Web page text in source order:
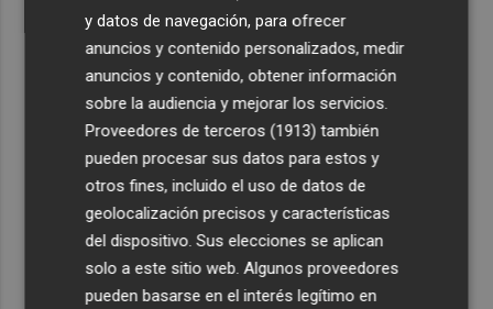
y datos de navegación, para ofrecer
anuncios y contenido personalizados, medir
anuncios y contenido, obtener información
sobre la audiencia y mejorar los servicios.
Proveedores de terceros (1913) también
pueden procesar sus datos para estos y
otros fines, incluido el uso de datos de
geolocalización precisos y características
del dispositivo. Sus elecciones se aplican
solo a este sitio web. Algunos proveedores
pueden basarse en el interés legítimo en